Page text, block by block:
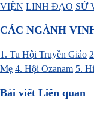
VIỆN LINH ĐẠO SỨ
CÁC NGÀNH
1. Tu Hội Truyền Giáo
Mẹ 4. Hội Ozanam 5.
Bài viết Liên quan